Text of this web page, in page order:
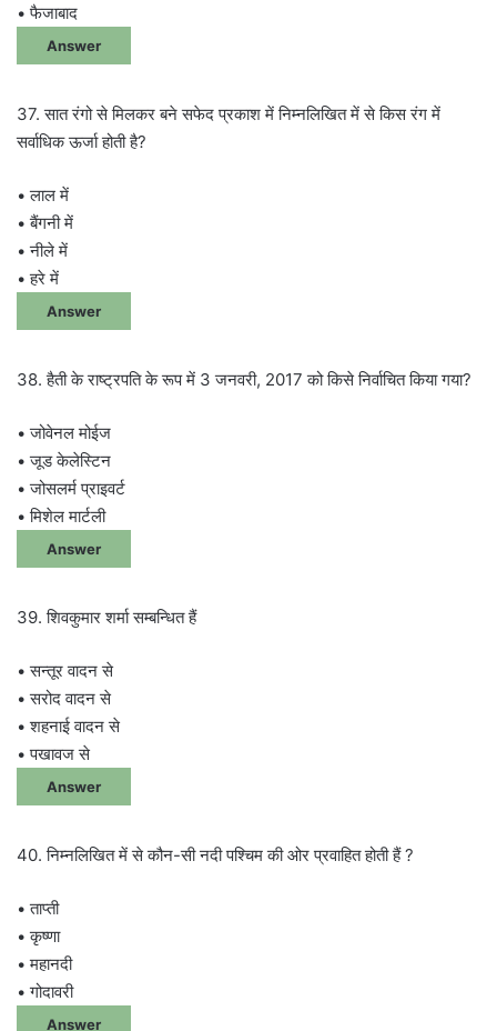
• फैजाबाद
Answer
37. सात रंगो से मिलकर बने सफेद प्रकाश में निम्नलिखित में से किस रंग में
सर्वाधिक ऊर्जा होती है?
• लाल में
• बैंगनी में
• नीले में
• हरे में
Answer
38. हैती के राष्ट्रपति के रूप में 3 जनवरी, 2017 को किसे निर्वाचित किया गया?
• जोवेनल मोईज
• जूड केलेस्टिन
• जोसलर्म प्राइवर्ट
• मिशेल मार्टली
Answer
39. शिवकुमार शर्मा सम्बन्धित हैं
• सन्तूर वादन से
• सरोद वादन से
• शहनाई वादन से
• पखावज से
Answer
40. निम्नलिखित में से कौन-सी नदी पश्चिम की ओर प्रवाहित होती हैं ?
• ताप्ती
• कृष्णा
• महानदी
• गोदावरी
Answer